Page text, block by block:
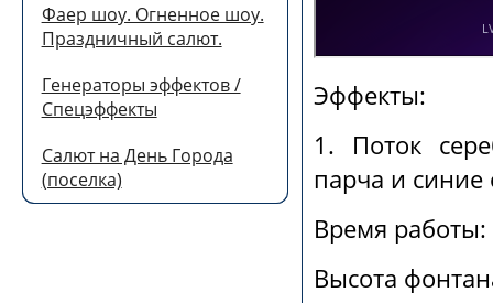
Фаер шоу. Огненное шоу.
Праздничный салют.
Генераторы эффектов /
Спецэффекты
Салют на День Города
(поселка)
Эффекты:
1. Поток
парча и синие
Время работы:
Высота